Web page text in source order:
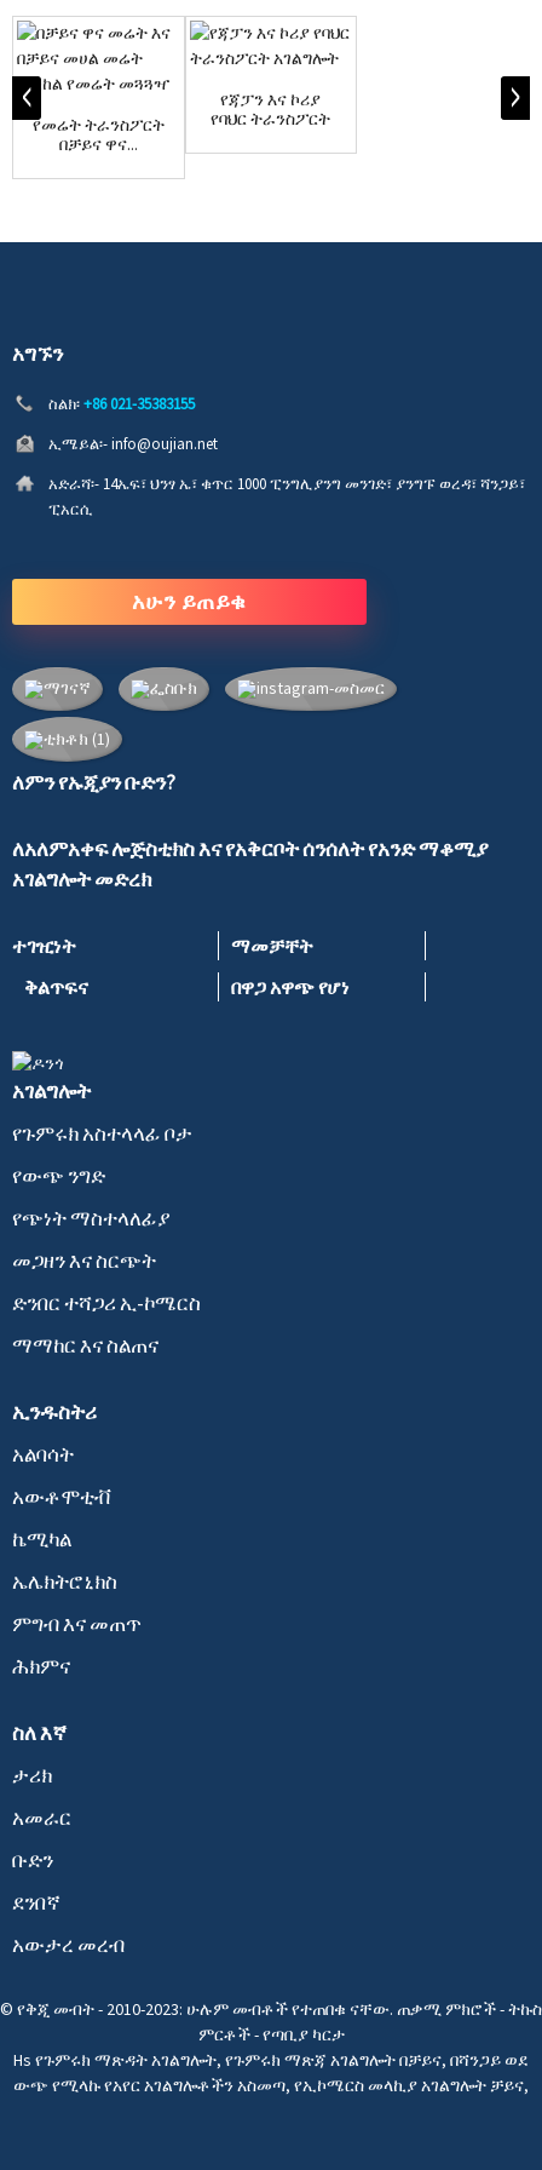
የመሬት ትራንስፖርት
በቻይና ዋና...
የጃፓን እና ኮሪያ
የባህር ትራንስፖርት
አግኙን
ስልክ፡+86 021-35383155
ኢሜይል፡-info@oujian.net
አድራሻ፡- 14ኤፍ፣ ህንፃ ኤ፣ ቁጥር 1000 ፒንግሊያንግ መንገድ፣ ያንግፑ ወረዳ፣ ሻንጋይ፣
ፒአርሲ
አሁን ይጠይቁ
ለምን የኡጂያን ቡድን?
ለአለምአቀፍ ሎጅስቲክስ እና የአቅርቦት ሰንሰለት የአንድ ማቆሚያ
አገልግሎት መድረክ
ተገዢነት
ማመቻቸት
ቅልጥፍና
በዋጋ አዋጭ የሆነ
አገልግሎት
የጉምሩክ አስተላላፊ ቦታ
የውጭ ንግድ
የጭነት ማስተላለፊያ
መጋዘን እና ስርጭት
ድንበር ተሻጋሪ ኢ-ኮሜርስ
ማማከር እና ስልጠና
ኢንዱስትሪ
አልባሳት
አውቶሞቲቭ
ኬሚካል
ኤሌክትሮኒክስ
ምግብ እና መጠጥ
ሕክምና
ስለ እኛ
ታሪክ
አመራር
ቡድን
ደንበኛ
አውታረ መረብ
© የቅጂ መብት - 2010-2023: ሁሉም መብቶች የተጠበቁ ናቸው. ጠቃሚ ምክሮች-ትኩስ
ምርቶች-የጣቢያ ካርታ
Hs የጉምሩክ ማጽዳት አገልግሎት, የጉምሩክ ማጽጃ አገልግሎት በቻይና, በሻንጋይ ወደ
ውጭ የሚላኩ የአየር አገልግሎቶችን አስመጣ, የኢኮሜርስ መላኪያ አገልግሎት ቻይና,